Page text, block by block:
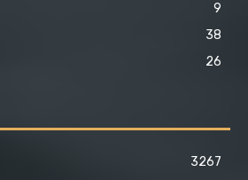
9
38
26
3267